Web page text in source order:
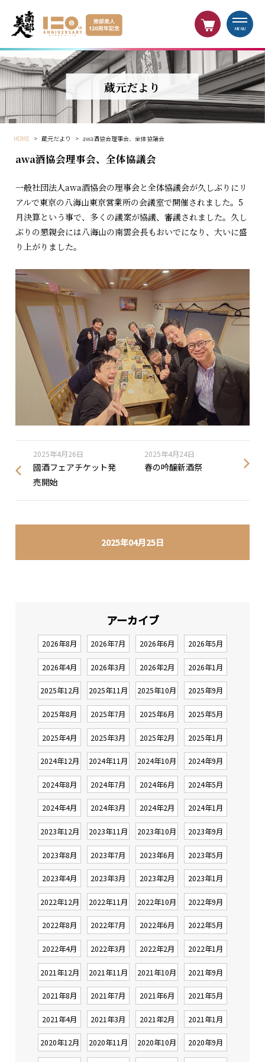
MENU
蔵元だより
HOME > 蔵元だより > awa酒協会理事会、全体協議会
2025年04月25日
awa酒協会理事会、全体協議会
一般社団法人awa酒協会の理事会と全体協議会が久しぶりにリ
アルで東京の八海山東京営業所の会議室で開催されました。5
月決算という事で、多くの議案が協議、審議されました。久し
ぶりの懇親会には八海山の南雲会長もおいでになり、大いに盛
り上がりました。
2025年4月26日
國酒フェアチケット発
売開始
2025年4月24日
春の吟醸新酒祭
アーカイブ
2026年8月 2026年7月 2026年6月 2026年5月
2026年4月 2026年3月 2026年2月 2026年1月
2025年12月 2025年11月 2025年10月 2025年9月
2025年8月 2025年7月 2025年6月 2025年5月
2025年4月 2025年3月 2025年2月 2025年1月
2024年12月 2024年11月 2024年10月 2024年9月
2024年8月 2024年7月 2024年6月 2024年5月
2024年4月 2024年3月 2024年2月 2024年1月
2023年12月 2023年11月 2023年10月 2023年9月
2023年8月 2023年7月 2023年6月 2023年5月
2023年4月 2023年3月 2023年2月 2023年1月
2022年12月 2022年11月 2022年10月 2022年9月
2022年8月 2022年7月 2022年6月 2022年5月
2022年4月 2022年3月 2022年2月 2022年1月
2021年12月 2021年11月 2021年10月 2021年9月
2021年8月 2021年7月 2021年6月 2021年5月
2021年4月 2021年3月 2021年2月 2021年1月
2020年12月 2020年11月 2020年10月 2020年9月